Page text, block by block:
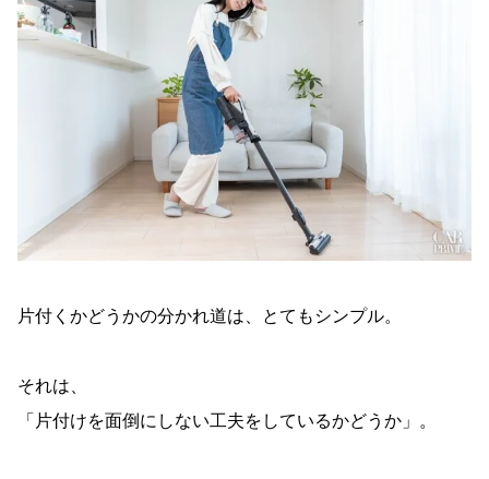
片付くかどうかの分かれ道は、とてもシンプル。
それは、
「片付けを面倒にしない工夫をしているかどうか」。